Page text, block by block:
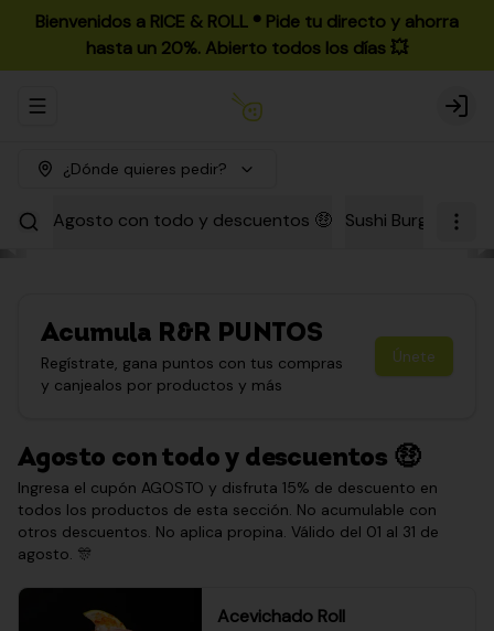
Bienvenidos a RICE & ROLL ®️ Pide tu directo y ahorra
hasta un 20%. Abierto todos los días 💥
Abrir menu de navegación Login
¿Dónde quieres pedir?
Agosto con todo y descuentos 🤑 Sushi Burgers
Acumula R&R PUNTOS
Regístrate, gana puntos con tus compras
y canjealos por productos y más
Únete
Agosto con todo y descuentos 🤑
Ingresa el cupón AGOSTO y disfruta 15% de descuento en
todos los productos de esta sección. No acumulable con
otros descuentos. No aplica propina. Válido del 01 al 31 de
agosto. 🎊
Acevichado Roll